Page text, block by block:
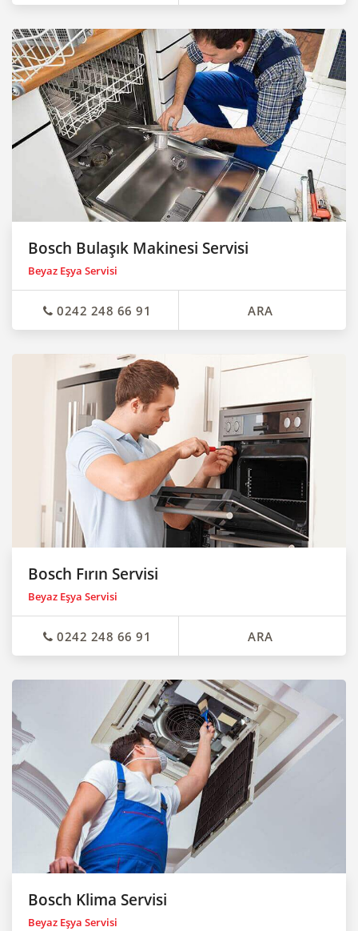
Bosch Bulaşık Makinesi Servisi
Beyaz Eşya Servisi
0242 248 66 91 ARA
Bosch Fırın Servisi
Beyaz Eşya Servisi
0242 248 66 91 ARA
Bosch Klima Servisi
Beyaz Eşya Servisi